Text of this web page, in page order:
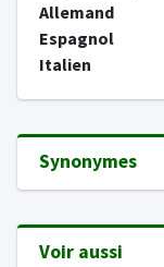
Allemand
Espagnol
Italien
Synonymes
Voir aussi